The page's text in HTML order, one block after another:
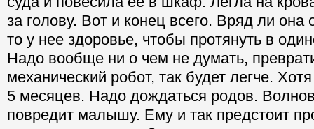
за голову. Вот и конец всего. Вряд ли
то у нее здоровье, чтобы протянуть в
Надо вообще ни о чем не думать,
механический робот, так будет легче.
5 месяцев. Надо дождаться родов.
повредит малышу. Ему и так предстоит